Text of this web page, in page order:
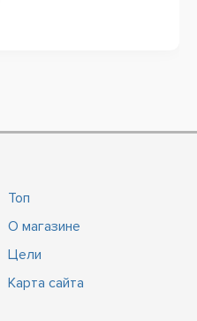
Топ
О магазине
Цели
Карта сайта